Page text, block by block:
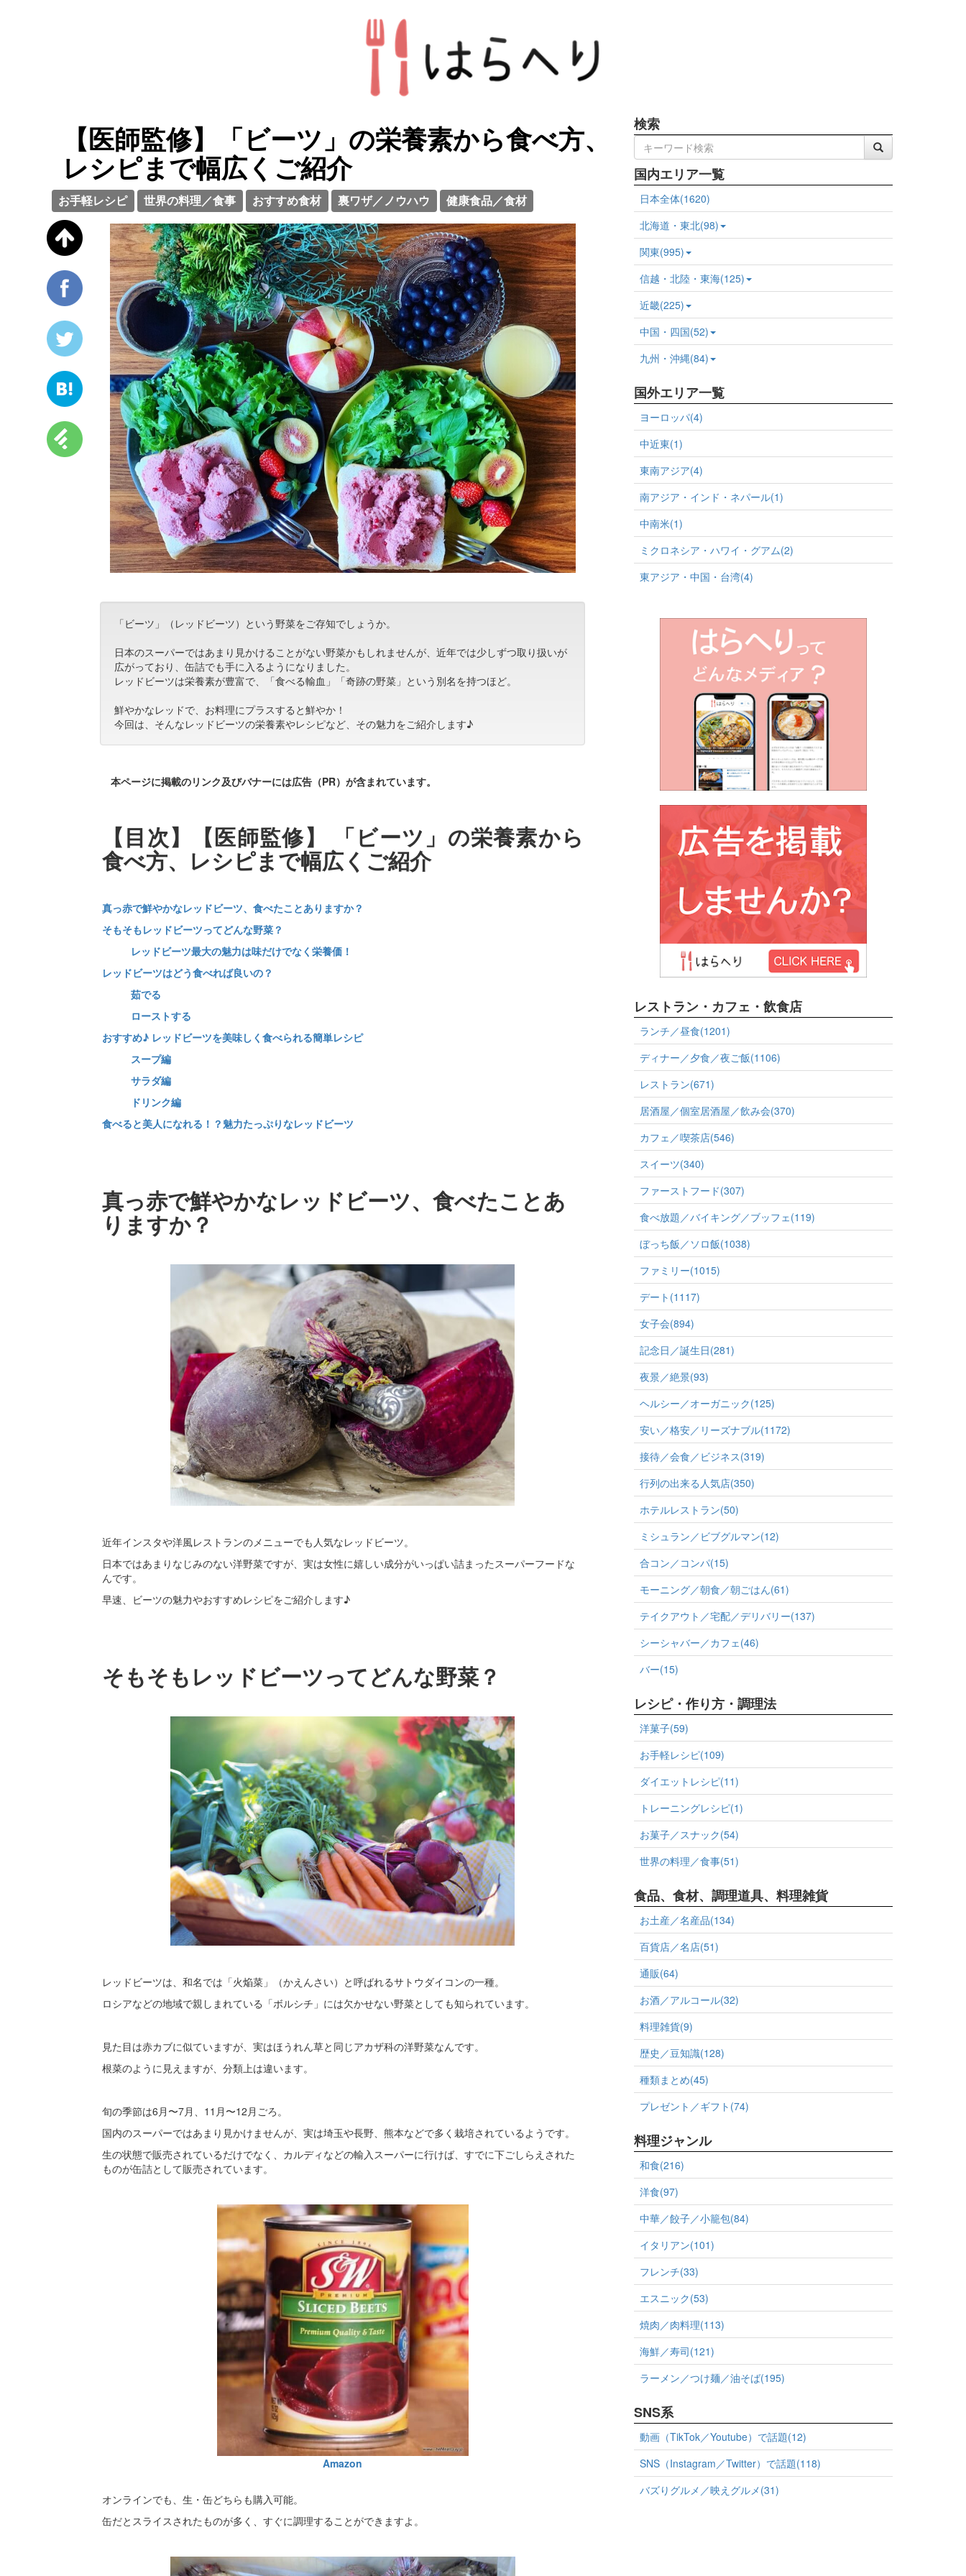
【医師監修】「ビーツ」の栄養素から食べ方、
レシピまで幅広くご紹介
お手軽レシピ 世界の料理／食事 おすすめ食材 裏ワザ／ノウハウ 健康食品／食材
「ビーツ」（レッドビーツ）という野菜をご存知でしょうか。
日本のスーパーではあまり見かけることがない野菜かもしれませんが、近年では少しずつ取り扱いが
広がっており、缶詰でも手に入るようになりました。
レッドビーツは栄養素が豊富で、「食べる輸血」「奇跡の野菜」という別名を持つほど。
鮮やかなレッドで、お料理にプラスすると鮮やか！
今回は、そんなレッドビーツの栄養素やレシピなど、その魅力をご紹介します♪
本ページに掲載のリンク及びバナーには広告（PR）が含まれています。
【目次】【医師監修】 「ビーツ」の栄養素から
食べ方、レシピまで幅広くご紹介
真っ赤で鮮やかなレッドビーツ、食べたことありますか？
そもそもレッドビーツってどんな野菜？
レッドビーツ最大の魅力は味だけでなく栄養価！
レッドビーツはどう食べれば良いの？
茹でる
ローストする
おすすめ♪ レッドビーツを美味しく食べられる簡単レシピ
スープ編
サラダ編
ドリンク編
食べると美人になれる！？魅力たっぷりなレッドビーツ
真っ赤で鮮やかなレッドビーツ、食べたことあ
りますか？
近年インスタや洋風レストランのメニューでも人気なレッドビーツ。
日本ではあまりなじみのない洋野菜ですが、実は女性に嬉しい成分がいっぱい詰まったスーパーフードな
んです。
早速、ビーツの魅力やおすすめレシピをご紹介します♪
そもそもレッドビーツってどんな野菜？
レッドビーツは、和名では「火焔菜」（かえんさい）と呼ばれるサトウダイコンの一種。
ロシアなどの地域で親しまれている「ボルシチ」には欠かせない野菜としても知られています。
見た目は赤カブに似ていますが、実はほうれん草と同じアカザ科の洋野菜なんです。
根菜のように見えますが、分類上は違います。
旬の季節は6月〜7月、11月〜12月ごろ。
国内のスーパーではあまり見かけませんが、実は埼玉や長野、熊本などで多く栽培されているようです。
生の状態で販売されているだけでなく、カルディなどの輸入スーパーに行けば、すでに下ごしらえされた
ものが缶詰として販売されています。
Amazon
オンラインでも、生・缶どちらも購入可能。
缶だとスライスされたものが多く、すぐに調理することができますよ。
検索
国内エリア一覧
日本全体(1620)
北海道・東北(98)
関東(995)
信越・北陸・東海(125)
近畿(225)
中国・四国(52)
九州・沖縄(84)
国外エリア一覧
ヨーロッパ(4)
中近東(1)
東南アジア(4)
南アジア・インド・ネパール(1)
中南米(1)
ミクロネシア・ハワイ・グアム(2)
東アジア・中国・台湾(4)
レストラン・カフェ・飲食店
ランチ／昼食(1201)
ディナー／夕食／夜ご飯(1106)
レストラン(671)
居酒屋／個室居酒屋／飲み会(370)
カフェ／喫茶店(546)
スイーツ(340)
ファーストフード(307)
食べ放題／バイキング／ブッフェ(119)
ぼっち飯／ソロ飯(1038)
ファミリー(1015)
デート(1117)
女子会(894)
記念日／誕生日(281)
夜景／絶景(93)
ヘルシー／オーガニック(125)
安い／格安／リーズナブル(1172)
接待／会食／ビジネス(319)
行列の出来る人気店(350)
ホテルレストラン(50)
ミシュラン／ビブグルマン(12)
合コン／コンパ(15)
モーニング／朝食／朝ごはん(61)
テイクアウト／宅配／デリバリー(137)
シーシャバー／カフェ(46)
バー(15)
レシピ・作り方・調理法
洋菓子(59)
お手軽レシピ(109)
ダイエットレシピ(11)
トレーニングレシピ(1)
お菓子／スナック(54)
世界の料理／食事(51)
食品、食材、調理道具、料理雑貨
お土産／名産品(134)
百貨店／名店(51)
通販(64)
お酒／アルコール(32)
料理雑貨(9)
歴史／豆知識(128)
種類まとめ(45)
プレゼント／ギフト(74)
料理ジャンル
和食(216)
洋食(97)
中華／餃子／小籠包(84)
イタリアン(101)
フレンチ(33)
エスニック(53)
焼肉／肉料理(113)
海鮮／寿司(121)
ラーメン／つけ麺／油そば(195)
SNS系
動画（TikTok／Youtube）で話題(12)
SNS（Instagram／Twitter）で話題(118)
バズりグルメ／映えグルメ(31)